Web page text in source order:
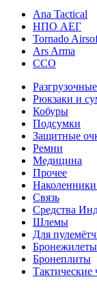
Ana Tactical
НПО АЕГ
Tornado
Ars Arma
ССО
Рюкзаки и
Кобуры
Подсумки
Защитные
Ремни
Медицина
Прочее
Связь
Средства
Шлемы
Для
Бронеплиты
Тактические